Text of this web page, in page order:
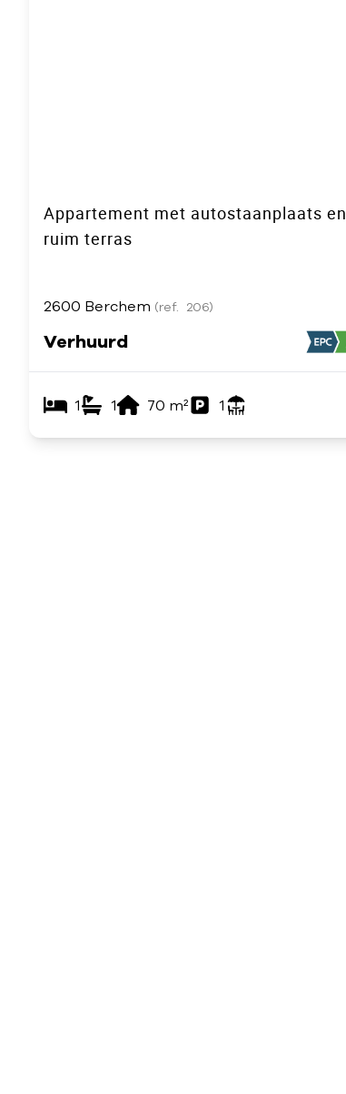
Appartement met autostaanplaats en
ruim terras
2600 Berchem (ref. 206)
Verhuurd
1 1 70 m² 1